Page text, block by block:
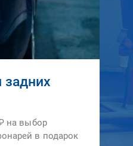
на выбор
в подарок